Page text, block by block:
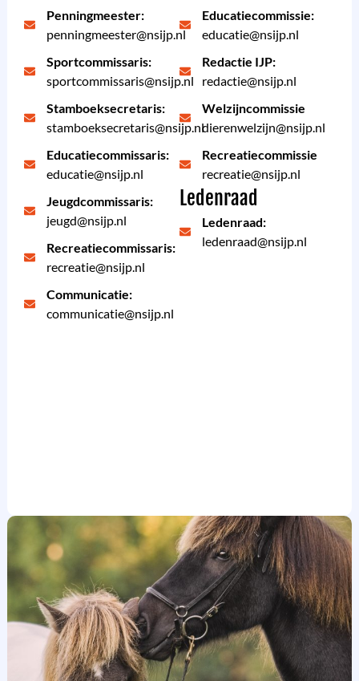
Penningmeester:
penningmeester@nsijp.nl
Sportcommissaris:
sportcommissaris@nsijp.nl
Stamboeksecretaris:
stamboeksecretaris@nsijp.nl
Educatiecommissaris:
educatie@nsijp.nl
Jeugdcommissaris:
jeugd@nsijp.nl
Recreatiecommissaris:
recreatie@nsijp.nl
Communicatie:
communicatie@nsijp.nl
Educatiecommissie:
educatie@nsijp.nl
Redactie IJP:
redactie@nsijp.nl
Welzijncommissie
dierenwelzijn@nsijp.nl
Recreatiecommissie
recreatie@nsijp.nl
Ledenraad
Ledenraad:
ledenraad@nsijp.nl